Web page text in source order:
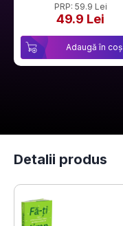
PRP: 59.9 Lei
49.9 Lei
Adaugă în coș
Detalii produs